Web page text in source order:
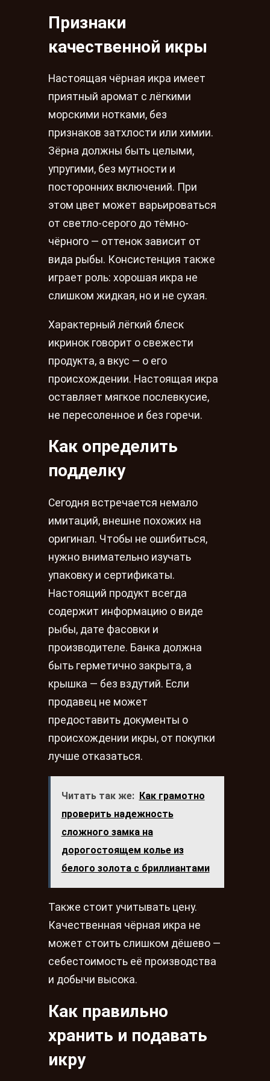
Признаки
качественной икры
Настоящая чёрная икра имеет
приятный аромат с лёгкими
морскими нотками, без
признаков затхлости или химии.
Зёрна должны быть целыми,
упругими, без мутности и
посторонних включений. При
этом цвет может варьироваться
от светло-серого до тёмно-
чёрного — оттенок зависит от
вида рыбы. Консистенция также
играет роль: хорошая икра не
слишком жидкая, но и не сухая.
Характерный лёгкий блеск
икринок говорит о свежести
продукта, а вкус — о его
происхождении. Настоящая икра
оставляет мягкое послевкусие,
не пересоленное и без горечи.
Как определить
подделку
Сегодня встречается немало
имитаций, внешне похожих на
оригинал. Чтобы не ошибиться,
нужно внимательно изучать
упаковку и сертификаты.
Настоящий продукт всегда
содержит информацию о виде
рыбы, дате фасовки и
производителе. Банка должна
быть герметично закрыта, а
крышка — без вздутий. Если
продавец не может
предоставить документы о
происхождении икры, от покупки
лучше отказаться.
Читать так же:
Как грамотно
проверить надежность
сложного замка на
дорогостоящем колье из
белого золота с бриллиантами
Также стоит учитывать цену.
Качественная чёрная икра не
может стоить слишком дёшево —
себестоимость её производства
и добычи высока.
Как правильно
хранить и подавать
икру